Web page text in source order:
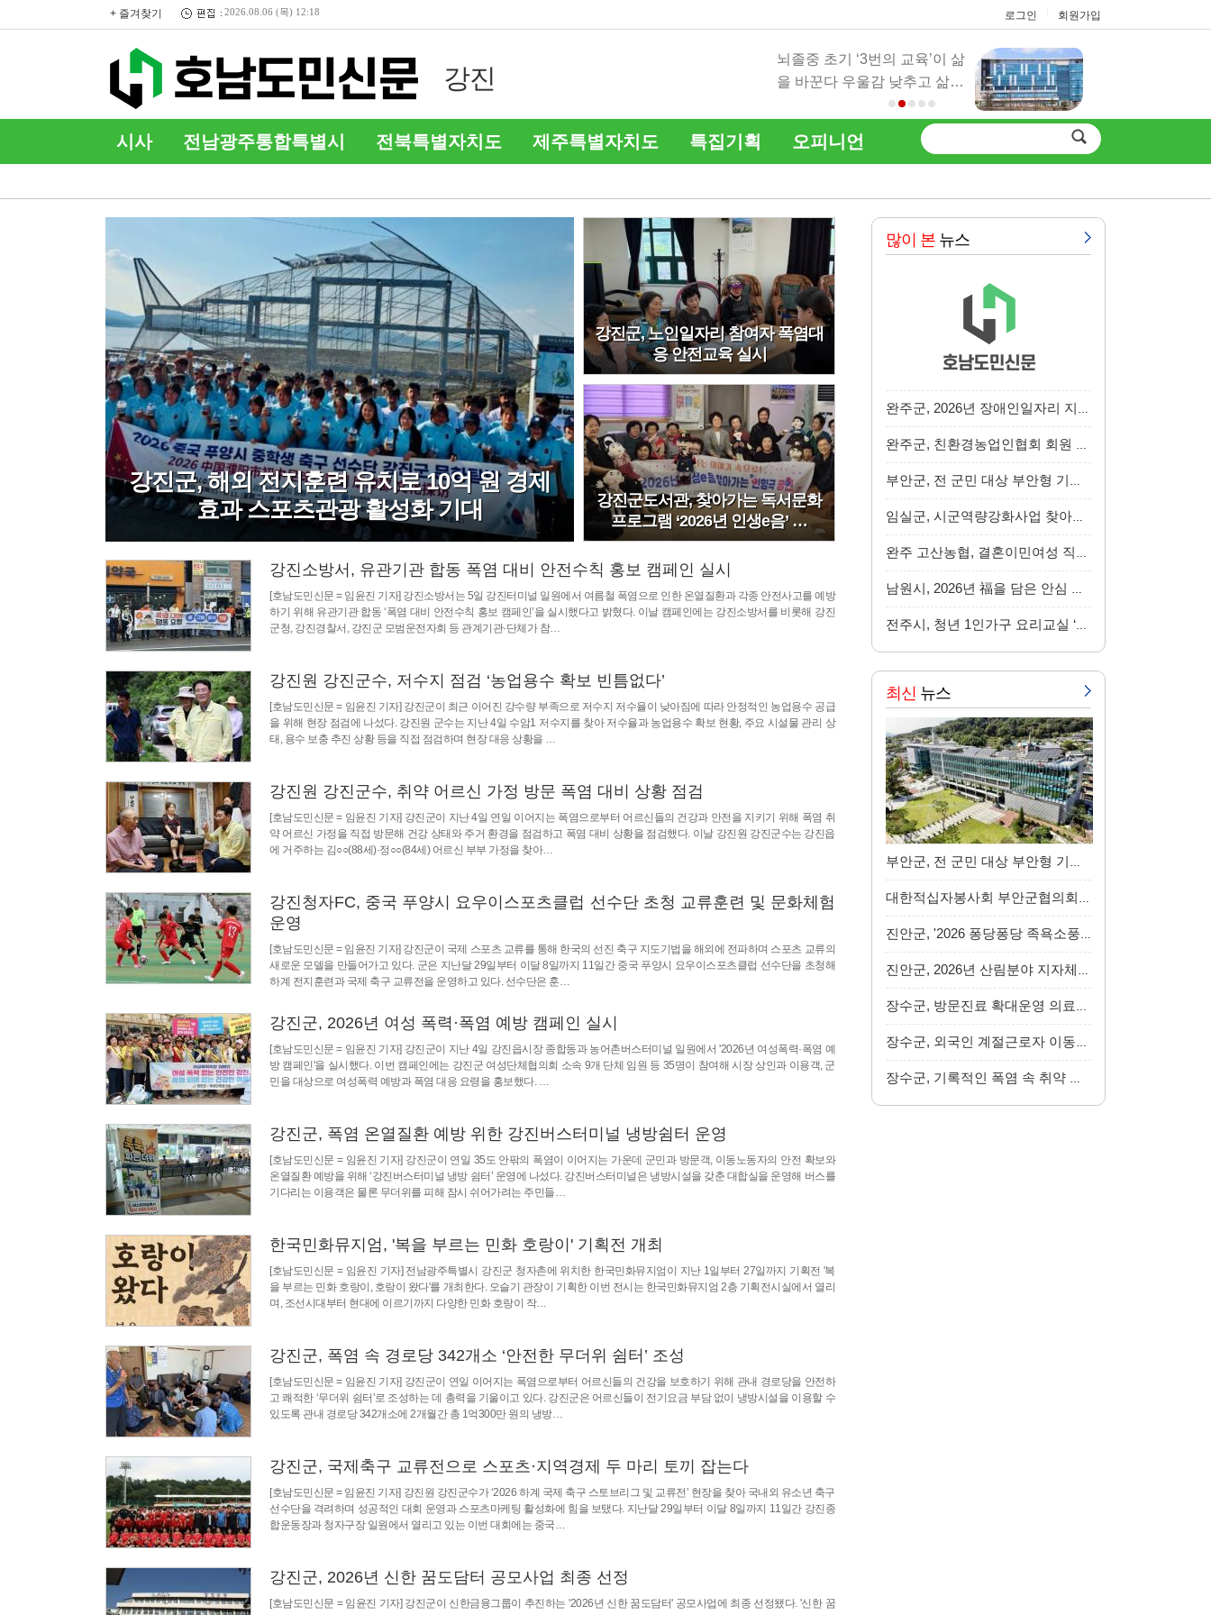
+ 즐겨찾기 2026.08.06 (목) 12:18 로그인 회원가입
강진
2025 달라지는 희귀질환자 의
료비 지원사업
온열질환 예방과 대처
뇌졸중 초기 ‘3번의 교육’이 삶
을 바꾼다 우울감 낮추고 삶…
시사 전남광주통합특별시 전북특별자치도 제주특별자치도 특집기획 오피니언
강진군, 해외 전지훈련 유치로 10억 원 경제
효과 스포츠관광 활성화 기대
강진군, 노인일자리 참여자 폭염대
응 안전교육 실시
강진군도서관, 찾아가는 독서문화
프로그램 ‘2026년 인생e음’ …
강진소방서, 유관기관 합동 폭염 대비 안전수칙 홍보 캠페인 실시
[호남도민신문 = 임윤진 기자] 강진소방서는 5일 강진터미널 일원에서 여름철 폭염으로 인한 온열질환과 각종 안전사고를 예방
하기 위해 유관기관 합동 ‘폭염 대비 안전수칙 홍보 캠페인’을 실시했다고 밝혔다. 이날 캠페인에는 강진소방서를 비롯해 강진
군청, 강진경찰서, 강진군 모범운전자회 등 관계기관·단체가 참…
강진원 강진군수, 저수지 점검 ‘농업용수 확보 빈틈없다’
[호남도민신문 = 임윤진 기자] 강진군이 최근 이어진 강수량 부족으로 저수지 저수율이 낮아짐에 따라 안정적인 농업용수 공급
을 위해 현장 점검에 나섰다. 강진원 군수는 지난 4일 수암1 저수지를 찾아 저수율과 농업용수 확보 현황, 주요 시설물 관리 상
태, 용수 보충 추진 상황 등을 직접 점검하며 현장 대응 상황을 …
강진원 강진군수, 취약 어르신 가정 방문 폭염 대비 상황 점검
[호남도민신문 = 임윤진 기자] 강진군이 지난 4일 연일 이어지는 폭염으로부터 어르신들의 건강과 안전을 지키기 위해 폭염 취
약 어르신 가정을 직접 방문해 건강 상태와 주거 환경을 점검하고 폭염 대비 상황을 점검했다. 이날 강진원 강진군수는 강진읍
에 거주하는 김○○(88세)·정○○(84세) 어르신 부부 가정을 찾아…
강진청자FC, 중국 푸양시 요우이스포츠클럽 선수단 초청 교류훈련 및 문화체험
운영
[호남도민신문 = 임윤진 기자] 강진군이 국제 스포츠 교류를 통해 한국의 선진 축구 지도기법을 해외에 전파하며 스포츠 교류의
새로운 모델을 만들어가고 있다. 군은 지난달 29일부터 이달 8일까지 11일간 중국 푸양시 요우이스포츠클럽 선수단을 초청해
하계 전지훈련과 국제 축구 교류전을 운영하고 있다. 선수단은 훈…
강진군, 2026년 여성 폭력·폭염 예방 캠페인 실시
[호남도민신문 = 임윤진 기자] 강진군이 지난 4일 강진읍시장 종합동과 농어촌버스터미널 일원에서 '2026년 여성폭력·폭염 예
방 캠페인'을 실시했다. 이번 캠페인에는 강진군 여성단체협의회 소속 9개 단체 임원 등 35명이 참여해 시장 상인과 이용객, 군
민을 대상으로 여성폭력 예방과 폭염 대응 요령을 홍보했다. …
강진군, 폭염 온열질환 예방 위한 강진버스터미널 냉방쉼터 운영
[호남도민신문 = 임윤진 기자] 강진군이 연일 35도 안팎의 폭염이 이어지는 가운데 군민과 방문객, 이동노동자의 안전 확보와
온열질환 예방을 위해 ‘강진버스터미널 냉방 쉼터’ 운영에 나섰다. 강진버스터미널은 냉방시설을 갖춘 대합실을 운영해 버스를
기다리는 이용객은 물론 무더위를 피해 잠시 쉬어가려는 주민들…
한국민화뮤지엄, '복을 부르는 민화 호랑이' 기획전 개최
[호남도민신문 = 임윤진 기자] 전남광주특별시 강진군 청자촌에 위치한 한국민화뮤지엄이 지난 1일부터 27일까지 기획전 '복
을 부르는 민화 호랑이, 호랑이 왔다'​를 개최한다. 오슬기 관장이 기획한 이번 전시는 한국민화뮤지엄 2층 기획전시실에서 열리
며, 조선시대부터 현대에 이르기까지 다양한 민화 호랑이 작…
강진군, 폭염 속 경로당 342개소 ‘안전한 무더위 쉼터’ 조성
[호남도민신문 = 임윤진 기자] 강진군이 연일 이어지는 폭염으로부터 어르신들의 건강을 보호하기 위해 관내 경로당을 안전하
고 쾌적한 ‘무더위 쉼터’로 조성하는 데 총력을 기울이고 있다. 강진군은 어르신들이 전기요금 부담 없이 냉방시설을 이용할 수
있도록 관내 경로당 342개소에 2개월간 총 1억300만 원의 냉방…
강진군, 국제축구 교류전으로 스포츠·지역경제 두 마리 토끼 잡는다
[호남도민신문 = 임윤진 기자] 강진원 강진군수가 ‘2026 하계 국제 축구 스토브리그 및 교류전’ 현장을 찾아 국내외 유소년 축구
선수단을 격려하며 성공적인 대회 운영과 스포츠마케팅 활성화에 힘을 보탰다. 지난달 29일부터 이달 8일까지 11일간 강진종
합운동장과 청자구장 일원에서 열리고 있는 이번 대회에는 중국…
강진군, 2026년 신한 꿈도담터 공모사업 최종 선정
[호남도민신문 = 임윤진 기자] 강진군이 신한금융그룹이 추진하는 '2026년 신한 꿈도담터' 공모사업에 최종 선정됐다. '신한 꿈
많이 본 뉴스
완주군, 2026년 장애인일자리 지원사업 본격 추…
완주군, 친환경농업인협회 회원 간담회 개최
부안군, 전 군민 대상 부안형 기본사회 준비 민…
임실군, 시군역량강화사업 찾아가는 영양돌봄-저…
완주 고산농협, 결혼이민여성 직업교육 ‘홈패션…
남원시, 2026년 福을 담은 안심 기저귀가방 전달…
전주시, 청년 1인가구 요리교실 ‘온담키친’ 운…
최신 뉴스
부안군, 전 군민 대상 부안형 기본사회 준비 민…
대한적십자봉사회 부안군협의회, 폭염 극복 얼음…
진안군, '2026 퐁당퐁당 족욕소풍' 「빠망이의 …
진안군, 2026년 산림분야 지자체 합동평가 우수…
장수군, 방문진료 확대운영 의료돌봄 통합안전망…
장수군, 외국인 계절근로자 이동출입국 서비스 …
장수군, 기록적인 폭염 속 취약 어르신 돌봄 안…